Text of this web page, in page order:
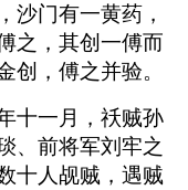
沙门有一黄药，
之，其创一傅而
创，傅之并验。
十一月，祅贼孙
、前将军刘牢之
十人觇贼，遇贼